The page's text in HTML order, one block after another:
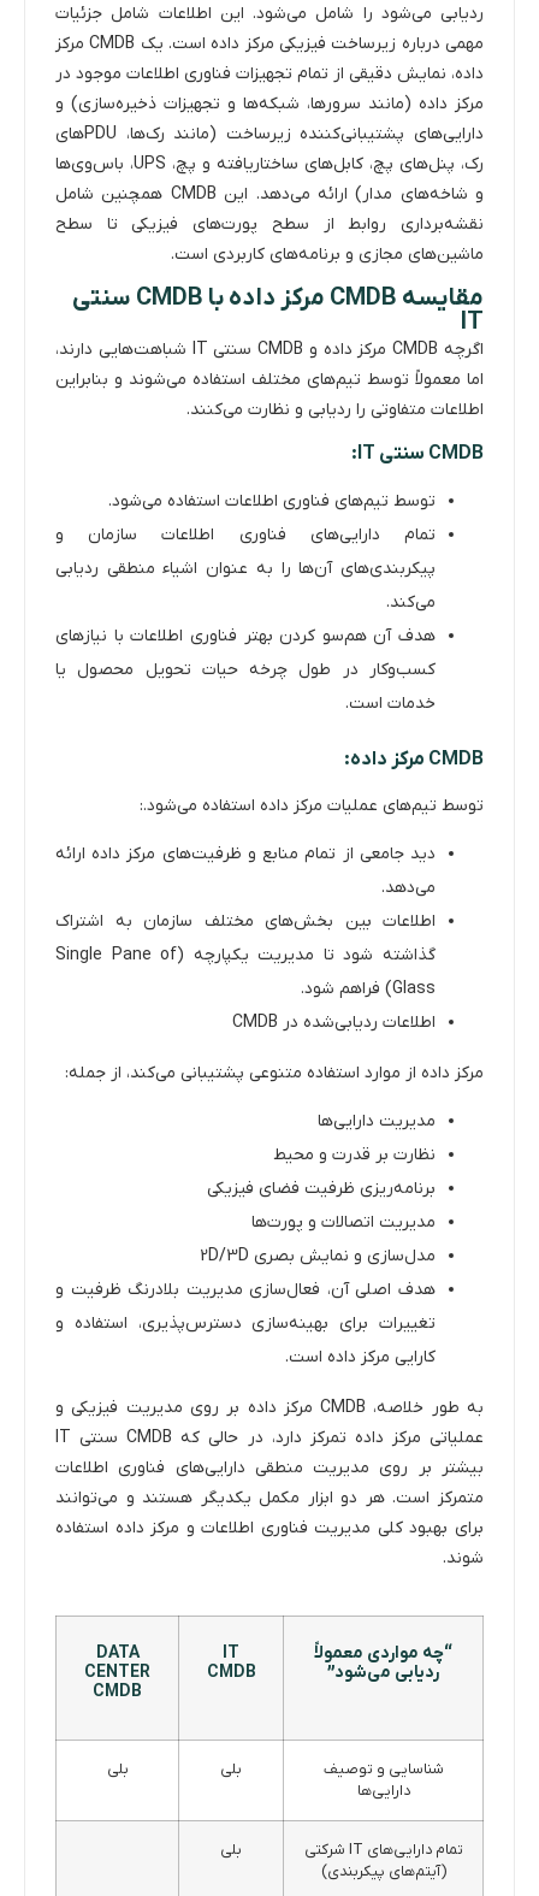
ردیابی می‌شود را شامل می‌شود. این اطلاعات شامل جزئیات
مهمی درباره زیرساخت فیزیکی مرکز داده است. یک CMDB مرکز
داده، نمایش دقیقی از تمام تجهیزات فناوری اطلاعات موجود در
مرکز داده (مانند سرورها، شبکه‌ها و تجهیزات ذخیره‌سازی) و
دارایی‌های پشتیبانی‌کننده زیرساخت (مانند رک‌ها، PDUهای
رک، پنل‌های پچ، کابل‌های ساختاریافته و پچ، UPS، باس‌وی‌ها
و شاخه‌های مدار) ارائه می‌دهد. این CMDB همچنین شامل
نقشه‌برداری روابط از سطح پورت‌های فیزیکی تا سطح
ماشین‌های مجازی و برنامه‌های کاربردی است.
مقایسه CMDB مرکز داده با CMDB سنتی
اگرچه CMDB مرکز داده و CMDB سنتی IT شباهت‌هایی دارند،
اما معمولاً توسط تیم‌های مختلف استفاده می‌شوند و بنابراین
اطلاعات متفاوتی را ردیابی و نظارت می‌کنند.
CMDB سنتی IT:
توسط تیم‌های فناوری اطلاعات استفاده می‌شود.
تمام دارایی‌های فناوری اطلاعات سازمان و
پیکربندی‌های آن‌ها را به عنوان اشیاء منطقی ردیابی
می‌کند.
هدف آن هم‌سو کردن بهتر فناوری اطلاعات با نیازهای
کسب‌وکار در طول چرخه حیات تحویل محصول یا
خدمات است.
CMDB مرکز داده:
توسط تیم‌های عملیات مرکز داده استفاده می‌شود.:
دید جامعی از تمام منابع و ظرفیت‌های مرکز داده ارائه
می‌دهد.
اطلاعات بین بخش‌های مختلف سازمان به اشتراک
گذاشته شود تا مدیریت یکپارچه (Single Pane of
Glass) فراهم شود.
اطلاعات ردیابی‌شده در CMDB
مرکز داده از موارد استفاده متنوعی پشتیبانی می‌کند، از جمله:
مدیریت دارایی‌ها
نظارت بر قدرت و محیط
برنامه‌ریزی ظرفیت فضای فیزیکی
مدیریت اتصالات و پورت‌ها
مدل‌سازی و نمایش بصری 2D/3D
هدف اصلی آن، فعال‌سازی مدیریت بلادرنگ ظرفیت و
تغییرات برای بهینه‌سازی دسترس‌پذیری، استفاده و
کارایی مرکز داده است.
به طور خلاصه، CMDB مرکز داده بر روی مدیریت فیزیکی و
عملیاتی مرکز داده تمرکز دارد، در حالی که CMDB سنتی IT
بیشتر بر روی مدیریت منطقی دارایی‌های فناوری اطلاعات
متمرکز است. هر دو ابزار مکمل یکدیگر هستند و می‌توانند
برای بهبود کلی مدیریت فناوری اطلاعات و مرکز داده استفاده
شوند.
“چه مواردی معمولاً
ردیابی می‌شود”
CMDB
DATA
CENTER
CMDB
شناسایی و توصیف
دارایی‌ها
تمام دارایی‌های IT شرکتی
(آیتم‌های پیکربندی)